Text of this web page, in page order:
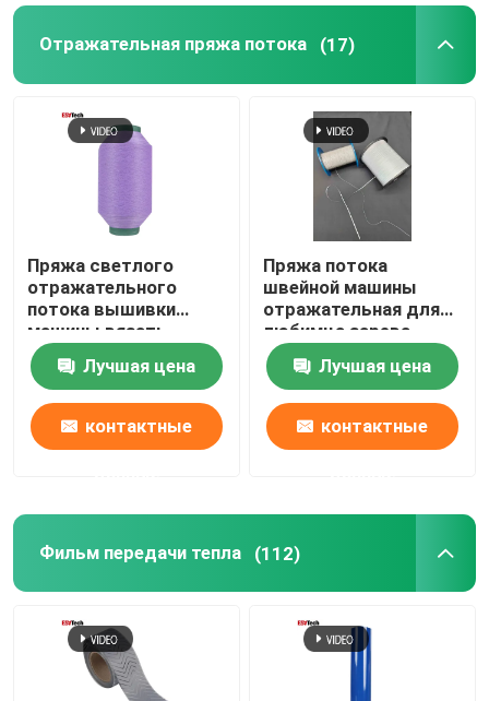
Отражательная пряжа потока (17)
Пряжа светлого
отражательного
потока вышивки
машины вязать
используемая в
зеленом цвете
одежды логотипа
футболки красном
Лучшая цена
контактные
Пряжа потока
швейной машины
отражательная для
любимца зарева
ткани одежд
вышивки сплетя
светлого
Лучшая цена
контактные
Фильм передачи тепла (112)